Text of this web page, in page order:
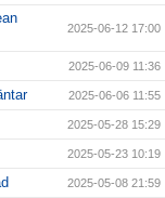
2025-06-12 17:00
2025-06-09 11:36
2025-06-06 11:55
2025-05-28 15:29
2025-05-23 10:19
2025-05-08 21:59